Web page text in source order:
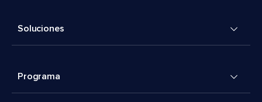
Soluciones
Programa